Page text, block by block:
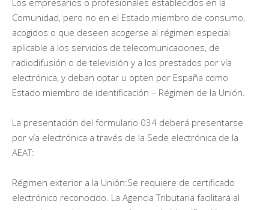
Comunidad, pero no en el Estado miembro de consumo,
acogidos o que deseen acogerse al régimen especial
aplicable a los servicios de telecomunicaciones, de
radiodifusión o de televisión y a los prestados por vía
electrónica, y deban optar u opten por España como
Estado miembro de identificación – Régimen de la Unión.
La presentación del formulario 034 deberá presentarse
por vía electrónica a través de la Sede electrónica de la
AEAT:
Régimen exterior a la Unión:Se requiere de certificado
electrónico reconocido. La Agencia Tributaria facilitará al